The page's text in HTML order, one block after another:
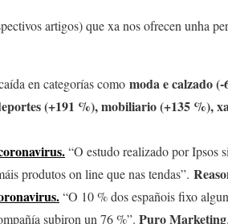
artigos) que xa nos ofrecen unha
en categorías como moda e calzado
(+191 %), mobiliario (+135 %),
“O estudo realizado por Ipsos
produtos on line que nas tendas”.
“O 10 % dos españois fixo
subiron un 76 %”. Puro Marketing.